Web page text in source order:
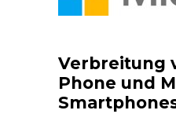
Verbreitung
Phone und